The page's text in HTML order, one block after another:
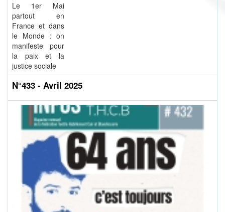
Le 1er Mai
partout en
France et dans
le Monde : on
manifeste pour
la paix et la
justice sociale
N°433 - Avril 2025